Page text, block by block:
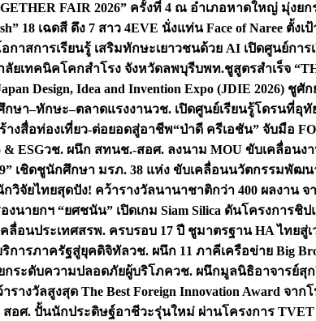
FAIR 2026” ครั้งที่ 4 ณ อำเภอหาดใหญ่ มุ่ง
18 เฉดสี ดึง 7 สาว 4EVE นั่งแท่น Face of Naree ตั้ง
กาสการเรียนรู้ เสริมทักษะเยาวชนด้วย AI เปิดศูนย์กา
ลัยเทคนิคโคกสำโรง จังหวัดลพบุรีบพท.ชูสูตรสำเร็จ
Design, Idea and Invention Expo (JDIE 2026)
กษา–ทักษะ–ตลาดแรงงานวช. เปิดศูนย์เรียนรู้โดรนที่อุ
งสื่อท่องเที่ยว-ต่อยอดสู่อาชีพ“ป่าดี ครีเอชัน” จับมือ
ESGวช. ผนึก สทนช.-สอศ. ลงนาม MOU ขับเคลื่อน
เชิดชูนักศึกษา มรภ. 38 แห่ง ขับเคลื่อนนวัตกรรมพัฒ
กวิจัยไทยสุดปัง! คว้ารางวัลนานาชาติกว่า 400 ผลงาน
งนายกฯ “ยศชนัน” เปิดเกม Siam Silica ดันโครงการชิ
ลื่อนประเทศสรพ. ครบรอบ 17 ปี ชูมาตรฐาน HA ไทยสู่
การภาครัฐสู่ยุคดิจิทัลวช. ผนึก 11 ภาคีเครือข่าย Big
กระดับความปลอดภัยผู้บริโภควช. ผนึกมูลนิธิอาจารย์สุ
างวัลสูงสุด The Best Foreign Innovation Award จาก
สอศ. ปั้นนักประดิษฐ์อาชีวะรุ่นใหม่ ผ่านโครงการ TVET